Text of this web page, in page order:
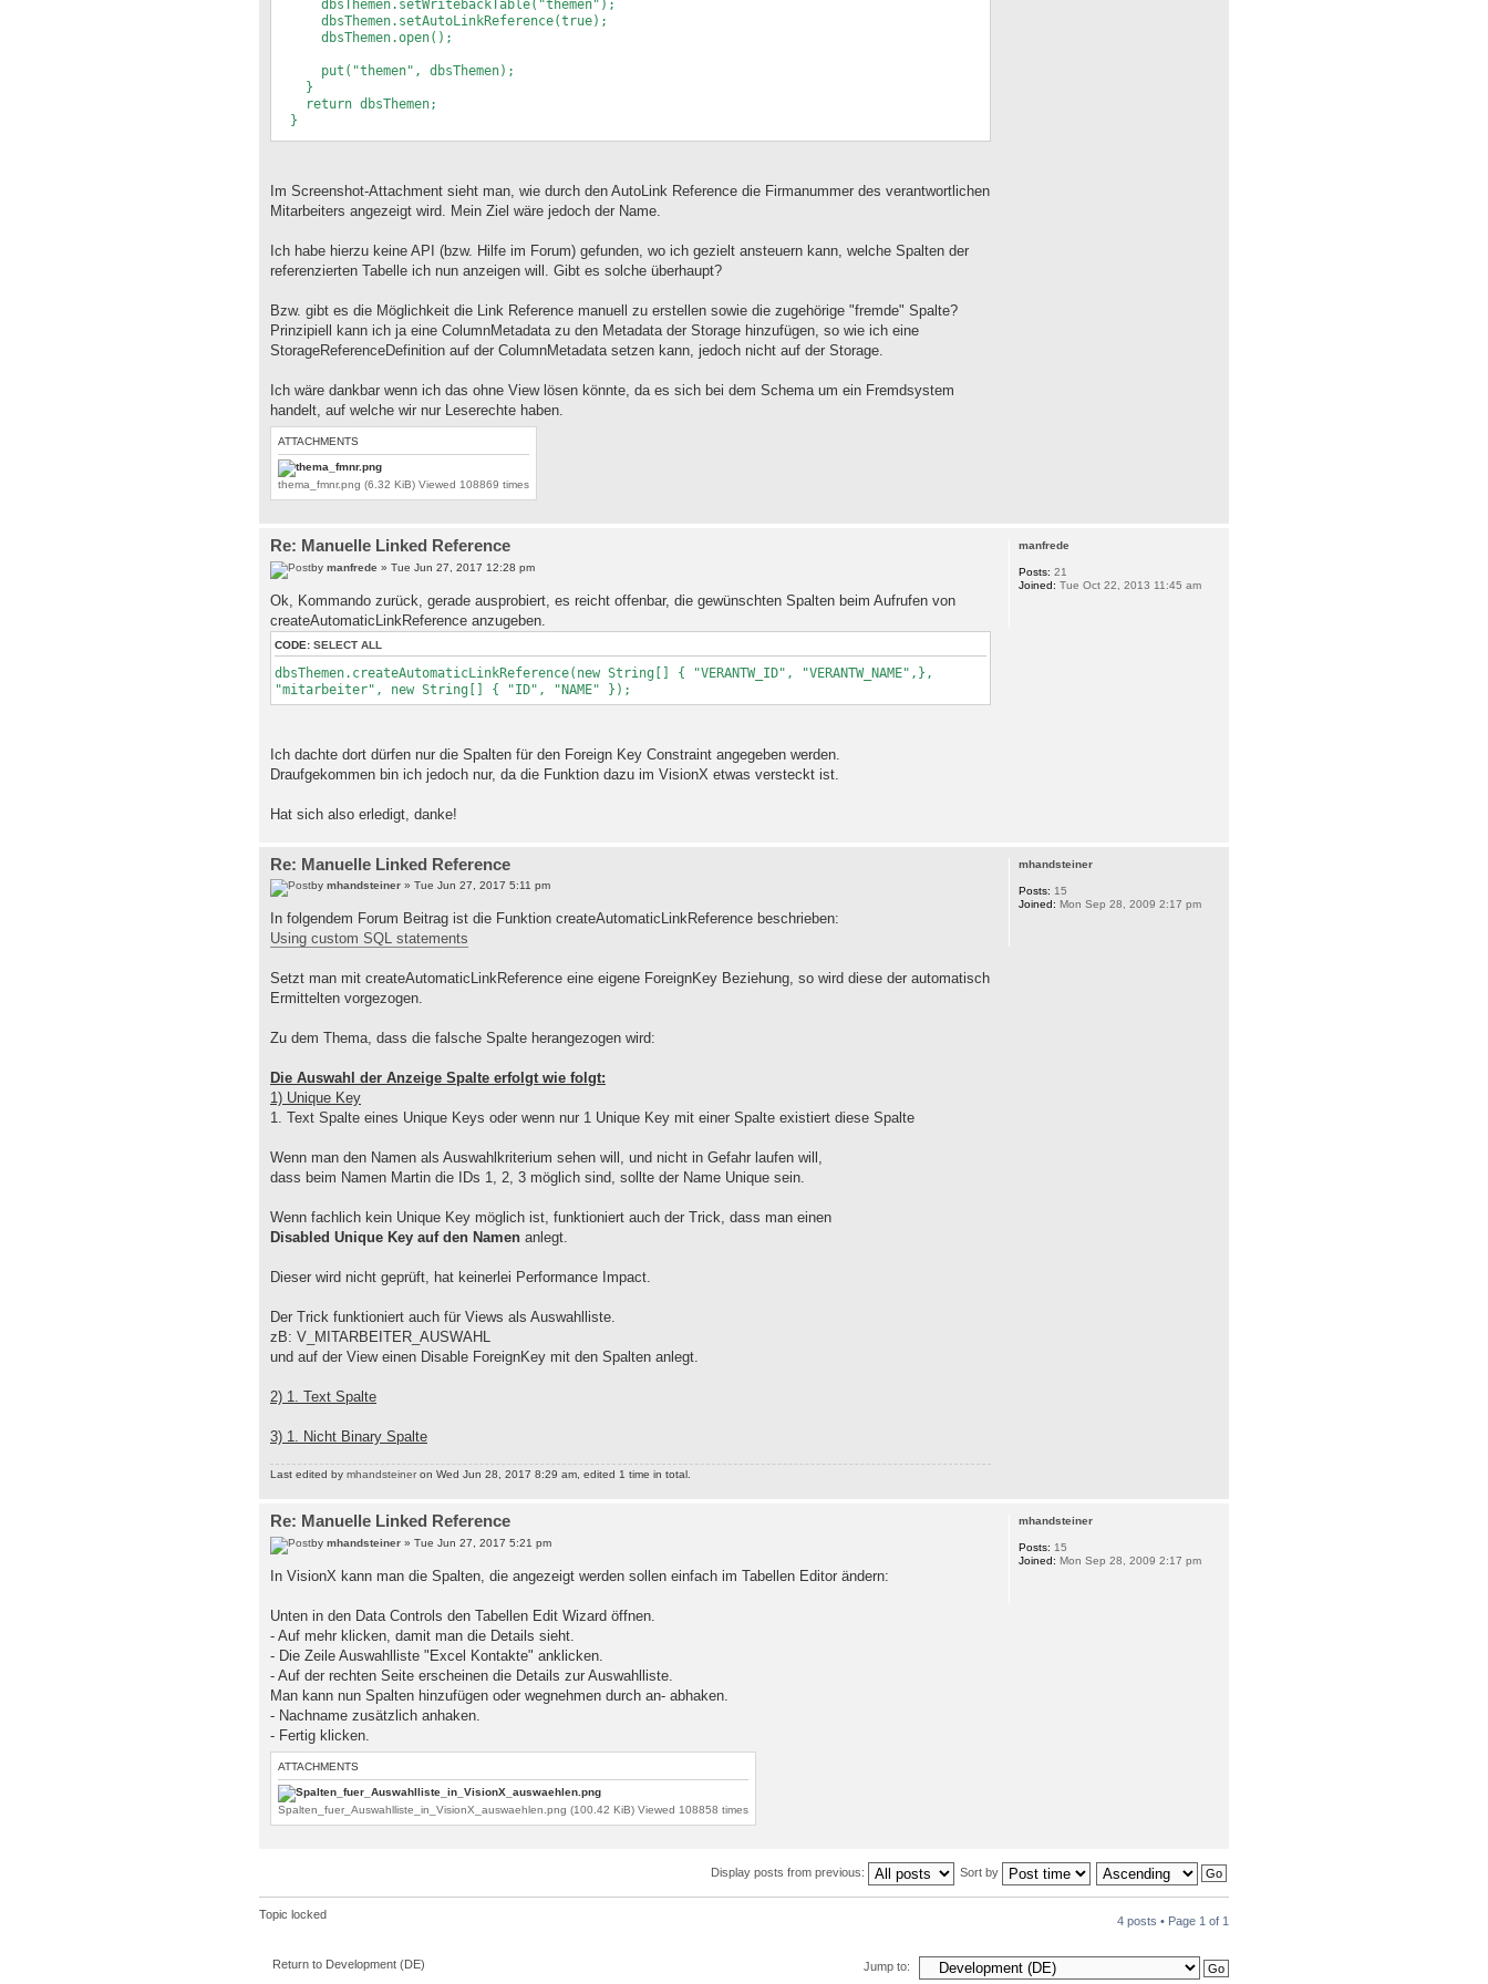
CONSTRAINT "WISSENSSTAND_MITARB_FK" FOREIGN KEY ("MITARBEITER") REFERENCES
"MITARBEITER" ("ID") ENABLE);
dbsThemen.setWritebackTable("themen");
dbsThemen.setAutoLinkReference(true);
dbsThemen.open();
put("themen", dbsThemen);
}
return dbsThemen;
}
DBStorage dbsWissensstand = (DBStorage) get("wissensstand");
if (dbsWissensstand == null){
dbsWissensstand = new DBStorage();
dbsWissensstand.setAutoLinkReference(true);
dbsWissensstand.setWritebackTable("wissensstand");
put("wissensstand", dbsWissensstand);
}
return dbsWissensstand;
}
Im Screenshot-Attachment sieht man, wie durch den AutoLink Reference die Firmanummer des verantwortlichen
Mitarbeiters angezeigt wird. Mein Ziel wäre jedoch der Name.
Ich habe hierzu keine API (bzw. Hilfe im Forum) gefunden, wo ich gezielt ansteuern kann, welche Spalten der
referenzierten Tabelle ich nun anzeigen will. Gibt es solche überhaupt?
Bzw. gibt es die Möglichkeit die Link Reference manuell zu erstellen sowie die zugehörige "fremde" Spalte?
Prinzipiell kann ich ja eine ColumnMetadata zu den Metadata der Storage hinzufügen, so wie ich eine
StorageReferenceDefinition auf der ColumnMetadata setzen kann, jedoch nicht auf der Storage.
Ich wäre dankbar wenn ich das ohne View lösen könnte, da es sich bei dem Schema um ein Fremdsystem
handelt, auf welche wir nur Leserechte haben.
ATTACHMENTS
thema_fmnr.png (6.32 KiB) Viewed 108869 times
Re: Manuelle Linked Reference
by manfrede » Tue Jun 27, 2017 12:28 pm
Ok, Kommando zurück, gerade ausprobiert, es reicht offenbar, die gewünschten Spalten beim Aufrufen von
createAutomaticLinkReference anzugeben.
CODE: SELECT ALL
dbsThemen.createAutomaticLinkReference(new String[] { "VERANTW_ID", "VERANTW_NAME",},
"mitarbeiter", new String[] { "ID", "NAME" });
Ich dachte dort dürfen nur die Spalten für den Foreign Key Constraint angegeben werden.
Draufgekommen bin ich jedoch nur, da die Funktion dazu im VisionX etwas versteckt ist.
Hat sich also erledigt, danke!
manfrede
Posts: 21
Joined: Tue Oct 22, 2013 11:45 am
Re: Manuelle Linked Reference
by mhandsteiner » Tue Jun 27, 2017 5:11 pm
In folgendem Forum Beitrag ist die Funktion createAutomaticLinkReference beschrieben:
Using custom SQL statements
Setzt man mit createAutomaticLinkReference eine eigene ForeignKey Beziehung, so wird diese der automatisch
Ermittelten vorgezogen.
Zu dem Thema, dass die falsche Spalte herangezogen wird:
Die Auswahl der Anzeige Spalte erfolgt wie folgt:
1) Unique Key
1. Text Spalte eines Unique Keys oder wenn nur 1 Unique Key mit einer Spalte existiert diese Spalte
Wenn man den Namen als Auswahlkriterium sehen will, und nicht in Gefahr laufen will,
dass beim Namen Martin die IDs 1, 2, 3 möglich sind, sollte der Name Unique sein.
Wenn fachlich kein Unique Key möglich ist, funktioniert auch der Trick, dass man einen
Disabled Unique Key auf den Namen anlegt.
Dieser wird nicht geprüft, hat keinerlei Performance Impact.
Der Trick funktioniert auch für Views als Auswahlliste.
zB: V_MITARBEITER_AUSWAHL
und auf der View einen Disable ForeignKey mit den Spalten anlegt.
2) 1. Text Spalte
3) 1. Nicht Binary Spalte
Last edited by mhandsteiner on Wed Jun 28, 2017 8:29 am, edited 1 time in total.
mhandsteiner
Posts: 15
Joined: Mon Sep 28, 2009 2:17 pm
Re: Manuelle Linked Reference
by mhandsteiner » Tue Jun 27, 2017 5:21 pm
In VisionX kann man die Spalten, die angezeigt werden sollen einfach im Tabellen Editor ändern:
Unten in den Data Controls den Tabellen Edit Wizard öffnen.
- Auf mehr klicken, damit man die Details sieht.
- Die Zeile Auswahlliste "Excel Kontakte" anklicken.
- Auf der rechten Seite erscheinen die Details zur Auswahlliste.
Man kann nun Spalten hinzufügen oder wegnehmen durch an- abhaken.
- Nachname zusätzlich anhaken.
- Fertig klicken.
ATTACHMENTS
Spalten_fuer_Auswahlliste_in_VisionX_auswaehlen.png (100.42 KiB) Viewed 108858 times
mhandsteiner
Posts: 15
Joined: Mon Sep 28, 2009 2:17 pm
Display posts from previous: Sort by
Topic locked 4 posts • Page 1 of 1
Return to Development (DE) Jump to: